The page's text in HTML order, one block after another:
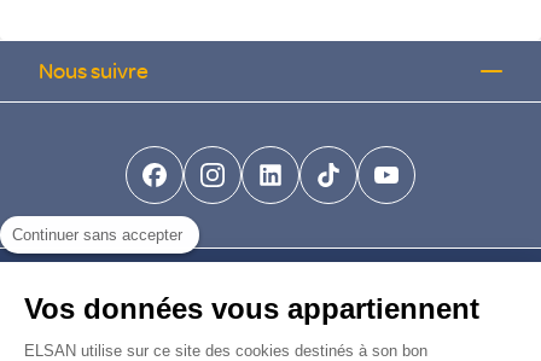
Continuer sans accepter
Vos données vous appartiennent
ELSAN utilise sur ce site des cookies destinés à son bon
Nous suivre
facebook-brands
instagramlinkedin-brands
tiktok-brands
youtube
Nous rejoindre